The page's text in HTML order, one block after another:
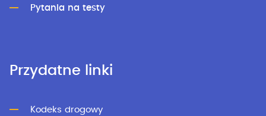
Pytania na testy
Przydatne linki
Kodeks drogowy